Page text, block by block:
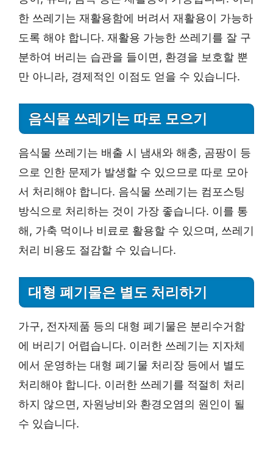
한 쓰레기는 재활용함에 버려서 재활용이 가능하
도록 해야 합니다. 재활용 가능한 쓰레기를 잘 구
분하여 버리는 습관을 들이면, 환경을 보호할 뿐
만 아니라, 경제적인 이점도 얻을 수 있습니다.
음식물 쓰레기는 따로 모으기
음식물 쓰레기는 배출 시 냄새와 해충, 곰팡이 등
으로 인한 문제가 발생할 수 있으므로 따로 모아
서 처리해야 합니다. 음식물 쓰레기는 컴포스팅
방식으로 처리하는 것이 가장 좋습니다. 이를 통
해, 가축 먹이나 비료로 활용할 수 있으며, 쓰레기
처리 비용도 절감할 수 있습니다.
대형 폐기물은 별도 처리하기
가구, 전자제품 등의 대형 폐기물은 분리수거함
에 버리기 어렵습니다. 이러한 쓰레기는 지자체
에서 운영하는 대형 폐기물 처리장 등에서 별도
처리해야 합니다. 이러한 쓰레기를 적절히 처리
하지 않으면, 자원낭비와 환경오염의 원인이 될
수 있습니다.